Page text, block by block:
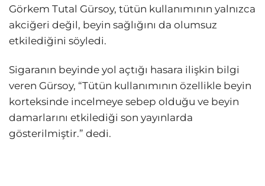
Görkem Tutal Gürsoy, tütün kullanımının yalnızca
akciğeri değil, beyin sağlığını da olumsuz
etkilediğini söyledi.
Sigaranın beyinde yol açtığı hasara ilişkin bilgi
veren Gürsoy, “Tütün kullanımının özellikle beyin
korteksinde incelmeye sebep olduğu ve beyin
damarlarını etkilediği son yayınlarda
gösterilmiştir.” dedi.